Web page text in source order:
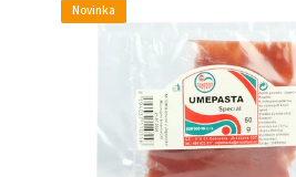
Novinka